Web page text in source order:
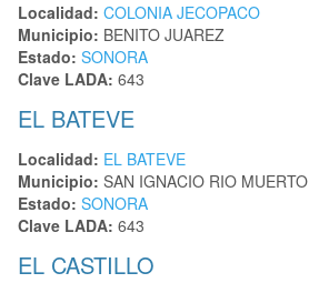
Localidad: COLONIA JECOPACO
Municipio: BENITO JUAREZ
Estado: SONORA
Clave LADA: 643
EL BATEVE
Localidad: EL BATEVE
Municipio: SAN IGNACIO RIO MUERTO
Estado: SONORA
Clave LADA: 643
EL CASTILLO